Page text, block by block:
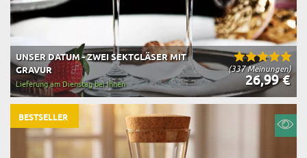
(337 Meinungen)
UNSER DATUM - ZWEI SEKTGLÄSER MIT
GRAVUR
26,99 €
Lieferung am Dienstag bei Ihnen
BESTSELLER